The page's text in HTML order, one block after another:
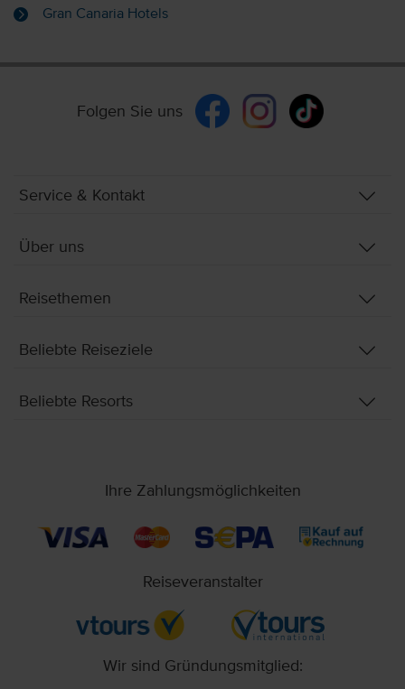
Gran Canaria Hotels
Folgen Sie uns
Service & Kontakt
Über uns
Reisethemen
Beliebte Reiseziele
Beliebte Resorts
Ihre Zahlungsmöglichkeiten
Reiseveranstalter
Wir sind Gründungsmitglied: